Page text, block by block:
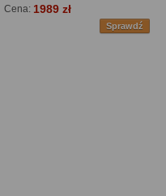
Cena: 1989 zł
Sprawdź